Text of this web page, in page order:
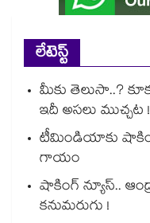
లేటెస్ట్
మీకు తెలుసా..?
ఇదీ అసలు ముచ్చట !
టీమిండియాకు షాకింగ్
గాయం
షాకింగ్ న్యూస్..
కనుమరుగు !